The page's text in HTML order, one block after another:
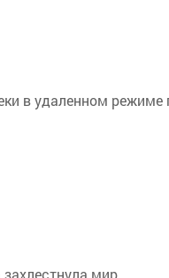
в удаленном
мир.